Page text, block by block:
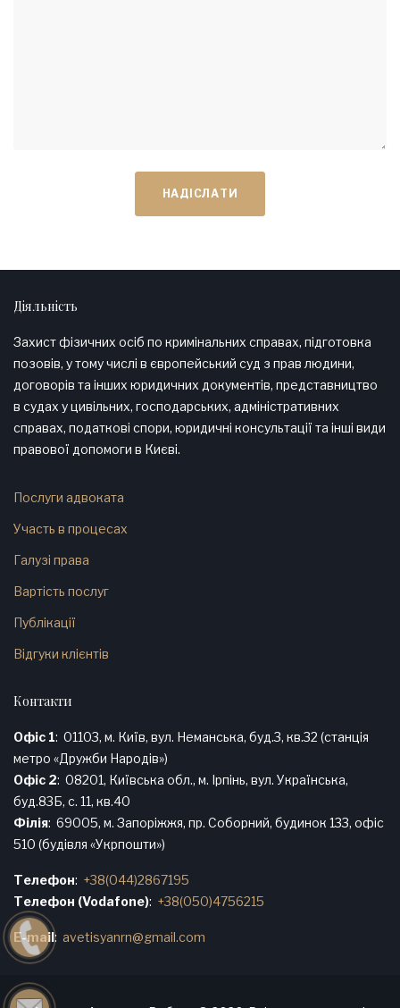
НАДІСЛАТИ
Діяльність
Захист фізичних осіб по кримінальних справах, підготовка
позовів, у тому числі в європейський суд з прав людини,
договорів та інших юридичних документів, представництво
в судах у цивільних, господарських, адміністративних
справах, податкові спори, юридичні консультації та інші види
правової допомоги в Києві.
Послуги адвоката
Участь в процесах
Галузі права
Вартість послуг
Публікації
Відгуки клієнтів
Контакти
Офіс 1 01103, м. Київ, вул. Неманська, буд.3, кв.32 (станція
метро «Дружби Народів»)
Офіс 2 08201, Київська обл., м. Ірпінь, вул. Українська,
буд.83Б, с. 11, кв.40
Філія 69005, м. Запоріжжя, пр. Соборний, будинок 133, офіс
510 (будівля «Укрпошти»)
Телефон
+38(044)2867195
Телефон (Vodafone) +38(050)4756215
E-mail avetisyanrn@gmail.com